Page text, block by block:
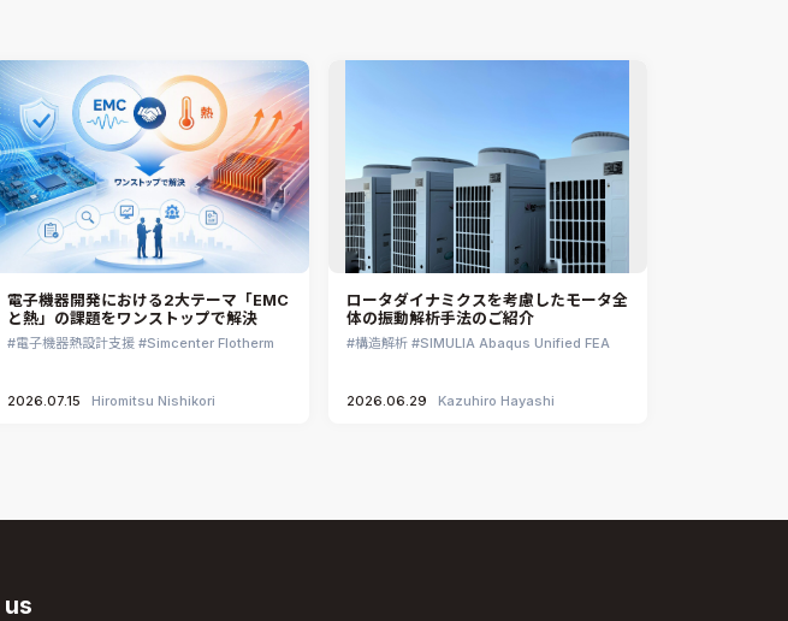
ennovaCFD
MpCCI
Ansys Granta MI
Ansys Granta Selector
電子機器開発における2大テーマ「EMC
と熱」の課題をワンストップで解決
電子機器熱設計支援 Simcenter Flotherm
2026.07.15 Hiromitsu Nishikori
ロータダイナミクスを考慮したモータ全
体の振動解析手法のご紹介
構造解析 SIMULIA Abaqus Unified FEA
2026.06.29 Kazuhiro Hayashi
us